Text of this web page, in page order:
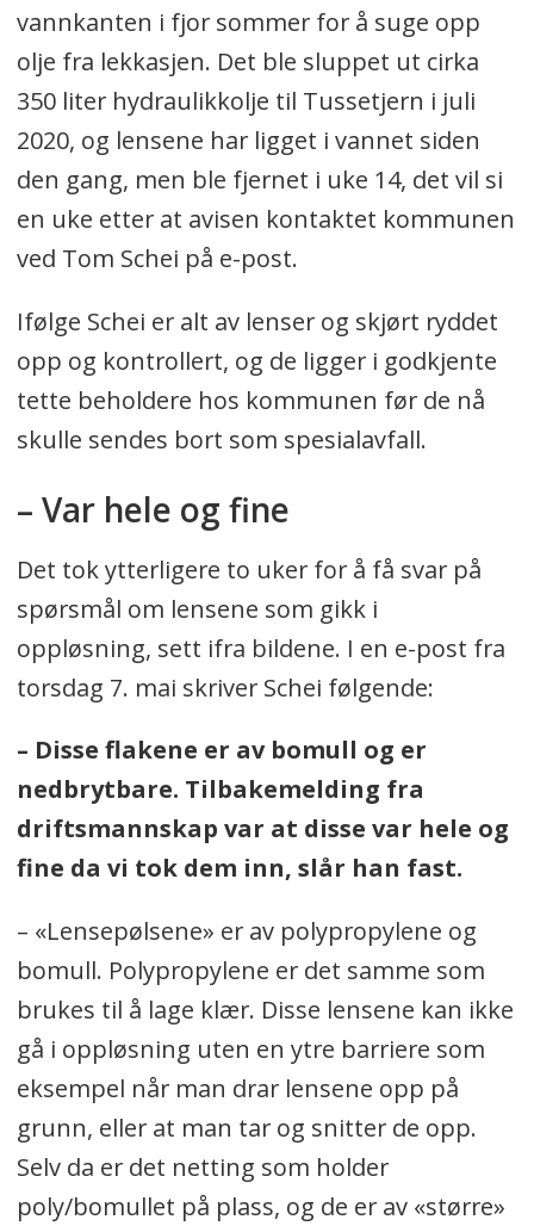
vannkanten i fjor sommer for å suge opp
olje fra lekkasjen. Det ble sluppet ut cirka
350 liter hydraulikkolje til Tussetjern i juli
2020, og lensene har ligget i vannet siden
den gang, men ble fjernet i uke 14, det vil si
en uke etter at avisen kontaktet kommunen
ved Tom Schei på e-post.
Ifølge Schei er alt av lenser og skjørt ryddet
opp og kontrollert, og de ligger i godkjente
tette beholdere hos kommunen før de nå
skulle sendes bort som spesialavfall.
– Var hele og fine
Det tok ytterligere to uker for å få svar på
spørsmål om lensene som gikk i
oppløsning, sett ifra bildene. I en e-post fra
torsdag 7. mai skriver Schei følgende:
– Disse flakene er av bomull og er
nedbrytbare. Tilbakemelding fra
driftsmannskap var at disse var hele og
fine da vi tok dem inn, slår han fast.
– «Lensepølsene» er av polypropylene og
bomull. Polypropylene er det samme som
brukes til å lage klær. Disse lensene kan ikke
gå i oppløsning uten en ytre barriere som
eksempel når man drar lensene opp på
grunn, eller at man tar og snitter de opp.
Selv da er det netting som holder
poly/bomullet på plass, og de er av «større»